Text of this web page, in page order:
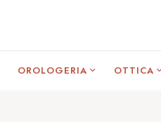
OROLOGERIA OTTICA